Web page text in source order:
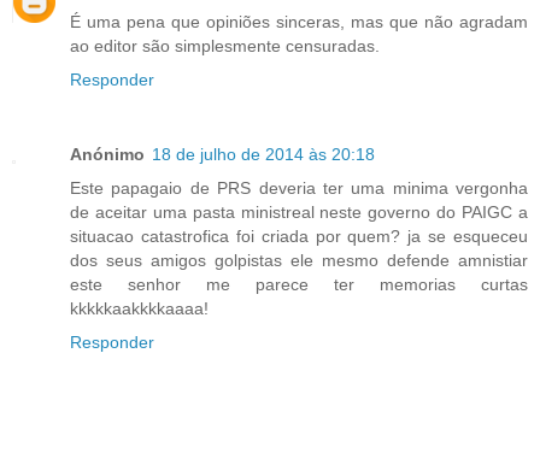
É uma pena que opiniões sinceras, mas que não agradam
ao editor são simplesmente censuradas.
Responder
Anónimo 18 de julho de 2014 às 20:18
Este papagaio de PRS deveria ter uma minima vergonha
de aceitar uma pasta ministreal neste governo do PAIGC a
situacao catastrofica foi criada por quem? ja se esqueceu
dos seus amigos golpistas ele mesmo defende amnistiar
este senhor me parece ter memorias curtas
kkkkkaakkkkaaaa!
Responder